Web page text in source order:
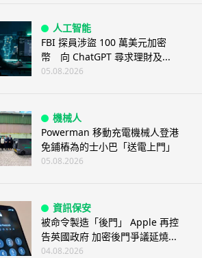
人工智能
FBI 探員涉盜 100 萬美元加密
幣 向 ChatGPT 尋求理財及...
05.08.2026
機械人
Powerman 移動充電機械人登港
免鋪樁為的士小巴「送電上門」
05.08.2026
資訊保安
被命令製造「後門」 Apple 再控
告英國政府 加密後門爭議延燒...
04.08.2026